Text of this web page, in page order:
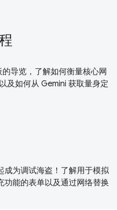
导览，了解如何衡量核心网
及如何从 Gemini 获取量身定
成为调试海盗！了解用于模拟
功能的表单以及通过网络替换